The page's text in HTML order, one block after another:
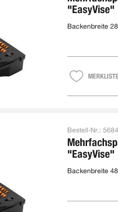
"EasyVise"
Backenbreite
Bestell-Nr.:
"EasyVise"
Backenbreite